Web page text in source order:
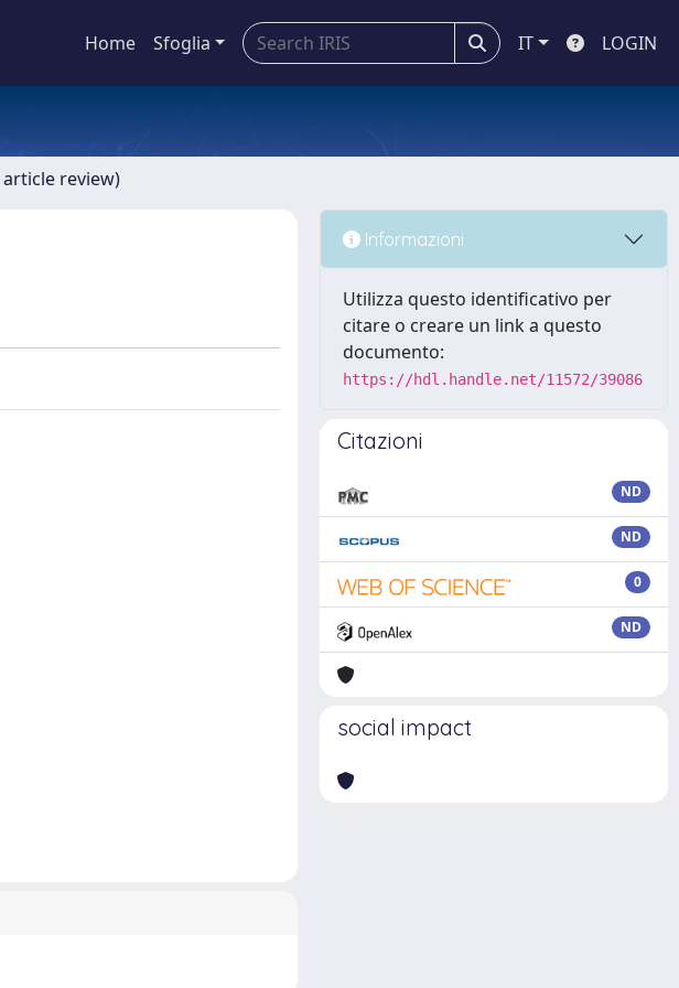
Home Sfoglia IT LOGIN
review)
Informazioni
Utilizza questo identificativo per
citare o creare un link a questo
documento:
https://hdl.handle.net/11572/39086
Citazioni
ND
ND
0
ND
social impact